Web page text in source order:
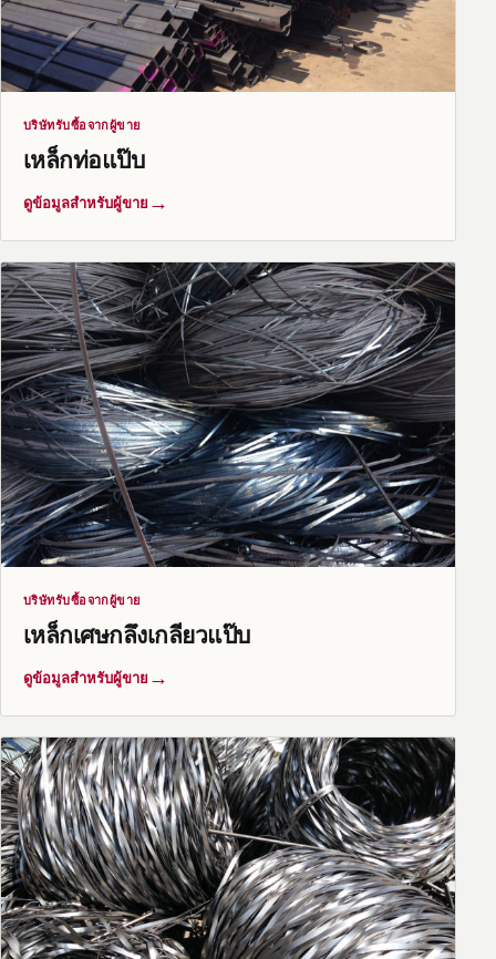
บริษัทรับซื้อจากผู้ขาย
เหล็กท่อแป๊บ
ดูข้อมูลสำหรับผู้ขาย →
บริษัทรับซื้อจากผู้ขาย
เหล็กเศษกลึงเกลียวแป๊บ
ดูข้อมูลสำหรับผู้ขาย →